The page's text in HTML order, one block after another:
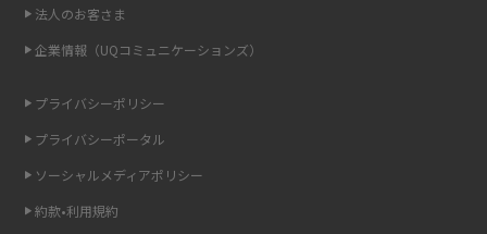
2015年7月(9)
2015年6月(8)
2015年3月(9)
2015年2月(7)
ONU（光回線終端装置）とは？モデム・ルーター・ホームゲートウェイと
ギガバイト（GB）とは？1GBの目安やギガが足りない時の対処法を紹介
Wi-Fi 6とは？Wi-Fi 5との違いやメリットと注意点、規格の種類も解説
法人のお客さま
企業情報（UQコミュニケーションズ）
プライバシーポリシー
プライバシーポータル
ソーシャルメディアポリシー
約款•利用規約